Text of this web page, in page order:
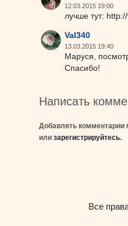
12.03.2015 19:00
лучше тут:
Val340
13.03.2015 19:40
Маруся,
Спасибо!
Написать
Добавлять комментарии
или зарегистрируйтесь.
Все